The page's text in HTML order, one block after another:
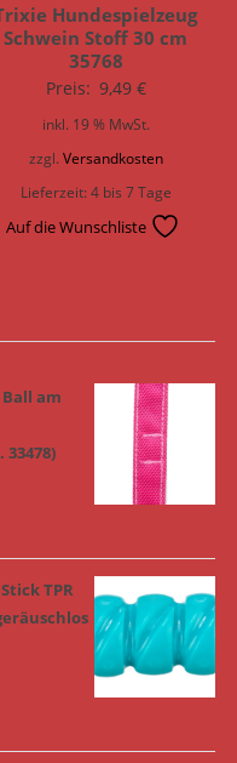
Hundespielzeug
Schwein Stoff 30 cm
35768
Preis: 9,49 €
inkl. 19 % MwSt.
zzgl. Versandkosten
Lieferzeit:4 bis 7 Tage
Auf die Wunschliste
am
TPR